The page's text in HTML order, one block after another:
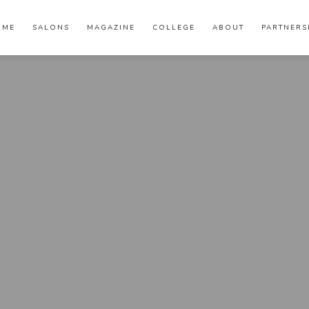
SALONS MAGAZINE COLLEGE ABOUT